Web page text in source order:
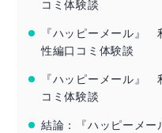
コミ体験談
『ハッピーメール』
性編口コミ体験談
『ハッピーメール』
コミ体験談
結論：『ハッピーメー